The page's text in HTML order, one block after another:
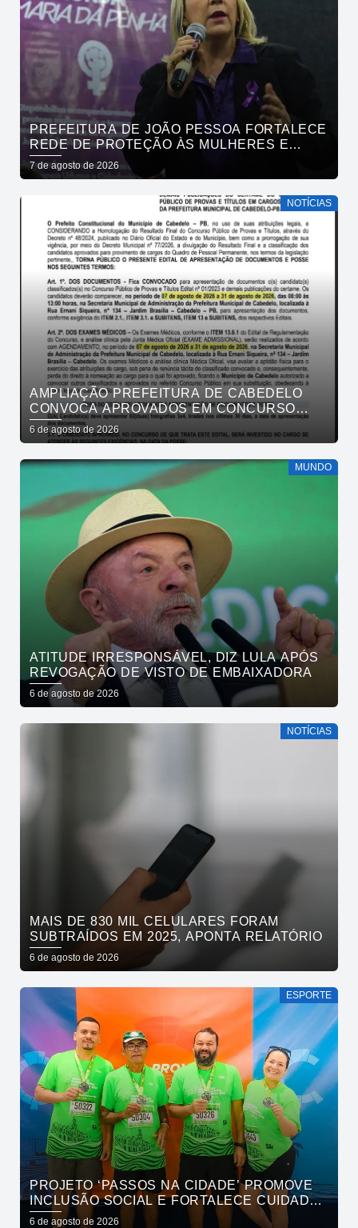
PREFEITURA DE JOÃO PESSOA FORTALECE
REDE DE PROTEÇÃO ÀS MULHERES E
ENTENDE QUE ACOLHER É SALVAR VIDAS
7 de agosto de 2026
NOTÍCIAS
AMPLIAÇÃO PREFEITURA DE CABEDELO
CONVOCA APROVADOS EM CONCURSO
PÚBLICO DA SAÚDE PARA APRESENTAÇÃO
DE DOCUMENTOS
6 de agosto de 2026
MUNDO
ATITUDE IRRESPONSÁVEL, DIZ LULA APÓS
REVOGAÇÃO DE VISTO DE EMBAIXADORA
6 de agosto de 2026
NOTÍCIAS
MAIS DE 830 MIL CELULARES FORAM
SUBTRAÍDOS EM 2025, APONTA RELATÓRIO
6 de agosto de 2026
ESPORTE
PROJETO ‘PASSOS NA CIDADE’ PROMOVE
INCLUSÃO SOCIAL E FORTALECE CUIDADO
EM SAÚDE MENTAL POR MEIO DA CORRIDA
6 de agosto de 2026